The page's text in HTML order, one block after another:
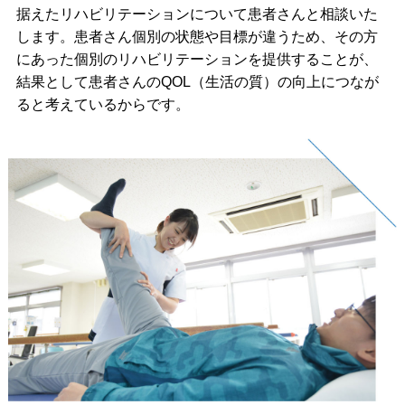
据えたリハビリテーションについて患者さんと相談いた
します。患者さん個別の状態や目標が違うため、その方
にあった個別のリハビリテーションを提供することが、
結果として患者さんのQOL（生活の質）の向上につなが
ると考えているからです。